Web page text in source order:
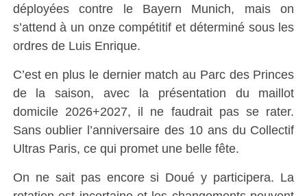
déployées contre le Bayern Munich, mais on
s’attend à un onze compétitif et déterminé sous les
ordres de Luis Enrique.
C’est en plus le dernier match au Parc des Princes
de la saison, avec la présentation du maillot
domicile 2026+2027, il ne faudrait pas se rater.
Sans oublier l’anniversaire des 10 ans du Collectif
Ultras Paris, ce qui promet une belle fête.
On ne sait pas encore si Doué y participera. La